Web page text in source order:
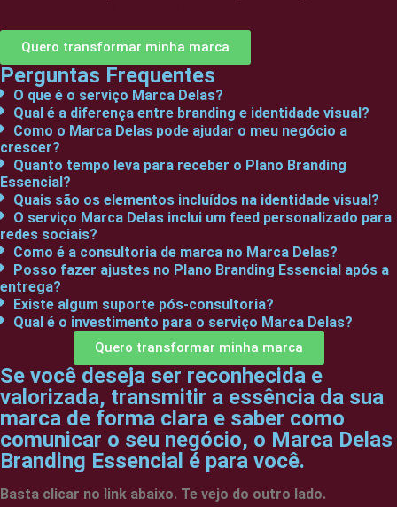
Quero transformar minha marca
Perguntas Frequentes
O que é o serviço Marca Delas?
Qual é a diferença entre branding e identidade visual?
Como o Marca Delas pode ajudar o meu negócio a
crescer?
Quanto tempo leva para receber o Plano Branding
Essencial?
Quais são os elementos incluídos na identidade visual?
O serviço Marca Delas inclui um feed personalizado para
redes sociais?
Como é a consultoria de marca no Marca Delas?
Posso fazer ajustes no Plano Branding Essencial após a
entrega?
Existe algum suporte pós-consultoria?
Qual é o investimento para o serviço Marca Delas?
Quero transformar minha marca
Se você deseja ser reconhecida e
valorizada, transmitir a essência da sua
marca de forma clara e saber como
comunicar o seu negócio, o Marca Delas
Branding Essencial é para você.
Basta clicar no link abaixo. Te vejo do outro lado.